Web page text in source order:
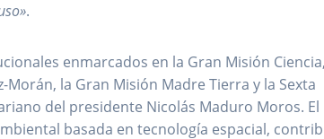
.
enmarcados en la Gran Misión Ciencia,
la Gran Misión Madre Tierra y la Sexta
del presidente Nicolás Maduro Moros.
basada en tecnología espacial,